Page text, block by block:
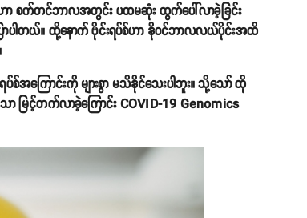
ဟာ စက်တင်ဘာလအတွင်း ပထမဆုံး ထွက်ပေါ်လာခဲ့ခြင်း
ာပါတယ်။ ထို့နောက် ဗိုင်းရပ်စ်ဟာ နိုဝင်ဘာလလယ်ပိုင်းအထိ
စ်အကြောင်းကို များစွာ မသိနိုင်သေးပါဘူး။ သို့သော် ထို
မြင့်တက်လာခဲ့ကြောင်း COVID-19 Genomics